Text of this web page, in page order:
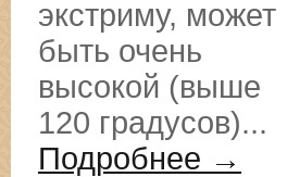
экстриму, может
быть очень
высокой (выше
120 градусов)...
Подробнее →